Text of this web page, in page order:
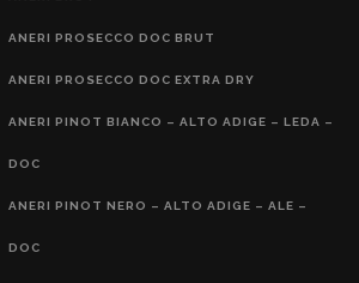
ANERI PROSECCO DOC BRUT
ANERI PROSECCO DOC EXTRA DRY
ANERI PINOT BIANCO – ALTO ADIGE – LEDA –
DOC
ANERI PINOT NERO – ALTO ADIGE – ALE –
DOC